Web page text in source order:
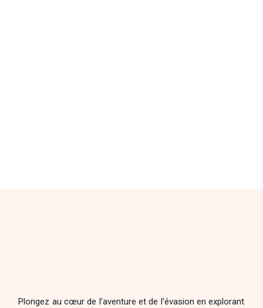
Plongez au cœur de l’aventure et de l’évasion en explorant